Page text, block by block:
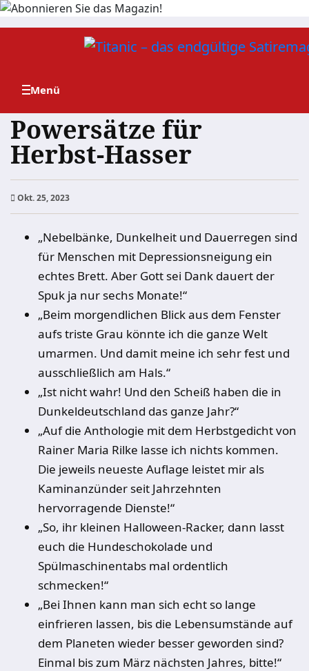
Zum
Powersätze für
Herbst-Hasser
Okt. 25, 2023
„Nebelbänke, Dunkelheit und Dauerregen sind
für Menschen mit Depressionsneigung ein
echtes Brett. Aber Gott sei Dank dauert der
Spuk ja nur sechs Monate!“
„Beim morgendlichen Blick aus dem Fenster
aufs triste Grau könnte ich die ganze Welt
umarmen. Und damit meine ich sehr fest und
ausschließlich am Hals.“
„Ist nicht wahr! Und den Scheiß haben die in
Dunkeldeutschland das ganze Jahr?“
„Auf die Anthologie mit dem Herbstgedicht von
Rainer Maria Rilke lasse ich nichts kommen.
Die jeweils neueste Auflage leistet mir als
Kaminanzünder seit Jahrzehnten
hervorragende Dienste!“
„So, ihr kleinen Halloween-Racker, dann lasst
euch die Hundeschokolade und
Spülmaschinentabs mal ordentlich
schmecken!“
„Bei Ihnen kann man sich echt so lange
einfrieren lassen, bis die Lebensumstände auf
dem Planeten wieder besser geworden sind?
Einmal bis zum März nächsten Jahres, bitte!“